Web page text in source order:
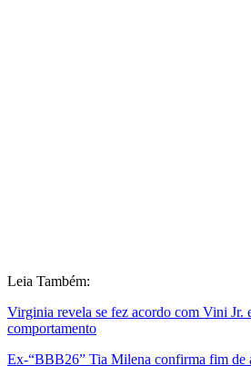
Leia Também:
Virginia revela se fez acordo com Vini Jr.
comportamento
Ex-“BBB26” Tia Milena confirma fim de